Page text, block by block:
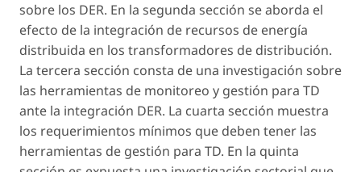
sobre los DER. En la segunda sección se aborda el
efecto de la integración de recursos de energía
distribuida en los transformadores de distribución.
La tercera sección consta de una investigación sobre
las herramientas de monitoreo y gestión para TD
ante la integración DER. La cuarta sección muestra
los requerimientos mínimos que deben tener las
herramientas de gestión para TD. En la quinta